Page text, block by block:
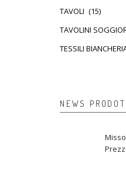
TAVOLI (15)
TAVOLINI
TESSILI
NEWS